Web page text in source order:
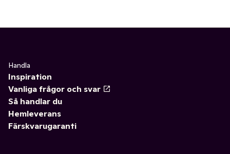
Handla
Inspiration
Vanliga frågor och svar
Så handlar du
Hemleverans
Färskvarugaranti